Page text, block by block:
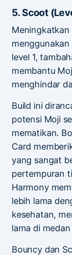
5. Scoot
Meningkatkan
level 1,
membantu
menghindar
Build ini
potensi Moji
mematikan.
Card
yang sangat
pertempuran
Harmony
lebih lama
kesehatan,
lama di
Bouncy dan